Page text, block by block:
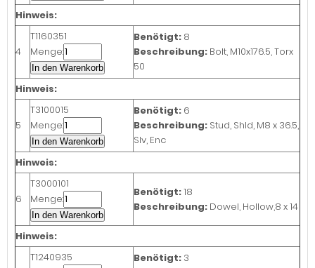
Hinweis:
4
T1160351
Menge:
In den Warenkorb
Benötigt: 8
Beschreibung: Bolt, M10x176.5, Torx
50
Hinweis:
5
T3100015
Menge:
In den Warenkorb
Benötigt: 6
Beschreibung: Stud, Shld, M8 x 36.5,
Slv, Enc
Hinweis:
6
T3000101
Menge:
In den Warenkorb
Benötigt:18
Beschreibung: Dowel, Hollow,8 x 14
Hinweis:
T1240935
Benötigt: 3